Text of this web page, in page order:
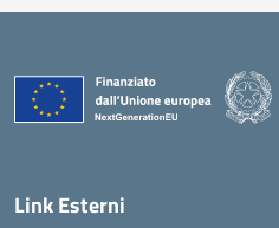
Link Esterni